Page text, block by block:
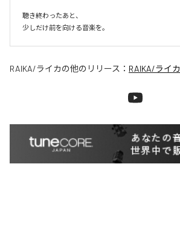
聴き終わったあと、
少しだけ前を向ける音楽を。
RAIKA/ライカの他のリリース： RAIKA/ライカ